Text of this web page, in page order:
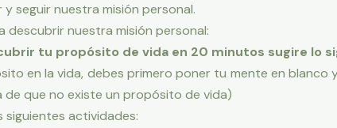
seguir nuestra misión personal.
descubrir nuestra misión personal:
tu propósito de vida en 20 minutos sugire lo
en la vida, debes primero poner tu mente en blanco
que no existe un propósito de vida)
actividades: